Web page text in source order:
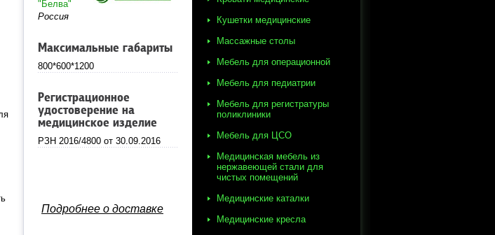
"Белва"
Россия
Максимальные габариты
800*600*1200
Регистрационное
удостоверение на
медицинское изделие
РЗН 2016/4800 от 30.09.2016
Подробнее о доставке
Кушетки медицинские
Массажные столы
Мебель для операционной
Мебель для педиатрии
Мебель для регистратуры
поликлиники
Мебель для ЦСО
Медицинская мебель из
нержавеющей стали для
чистых помещений
Медицинские каталки
Медицинские кресла